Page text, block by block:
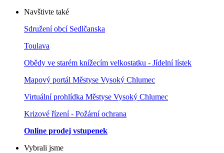
Navštivte také
Sdružení obcí Sedlčanska
Toulava
Obědy ve starém knížecím velkostatku - Jídelní lístek
Mapový portál Městyse Vysoký Chlumec
Virtuální prohlídka Městyse Vysoký Chlumec
Krizové řízení - Požární ochrana
Online prodej vstupenek
Vybrali jsme